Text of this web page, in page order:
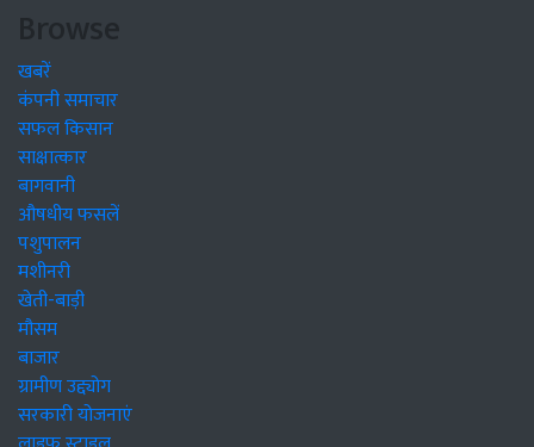
Browse
खबरें
कंपनी समाचार
सफल किसान
साक्षात्कार
बागवानी
औषधीय फसलें
पशुपालन
मशीनरी
खेती-बाड़ी
मौसम
बाजार
ग्रामीण उद्द्योग
सरकारी योजनाएं